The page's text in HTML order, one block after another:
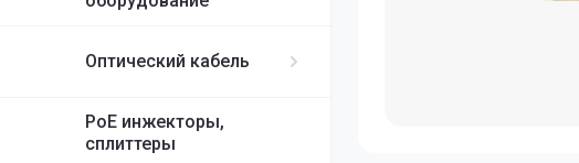
Оптический кабель
PoE инжекторы,
сплиттеры